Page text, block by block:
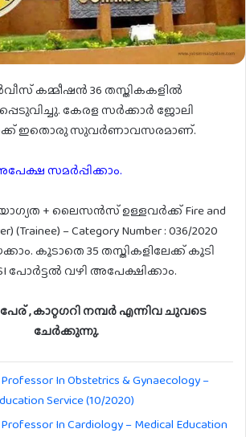
കമ്മീഷൻ 36 തസ്തികകളിൽ
കേരള സർക്കാർ ജോലി
ഇതൊരു സുവർണാവസരമാണ്‌.
സമർപ്പിക്കാം.
+ ലൈസൻസ് ഉള്ളവർക്ക് Fire and
(Trainee) – Category Number : 036/2020
കൂടാതെ 35 തസ്തികളിലേക്ക് കൂടി
പോർട്ടൽ വഴി അപേക്ഷിക്കാം.
, കാറ്റഗറി നമ്പർ എന്നിവ ചുവടെ
ചേർക്കുന്നു.
In Obstetrics & Gynaecology –
Service (10/2020)
In Cardiology – Medical Education